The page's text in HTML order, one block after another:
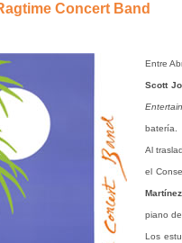
Concert Band
Entre
Scott
batería.
Al
el
piano
Los